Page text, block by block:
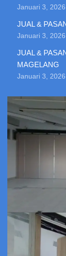
Januari 3, 2026
JUAL &
Januari 3, 2026
JUAL &
MAGELANG
Januari 3, 2026